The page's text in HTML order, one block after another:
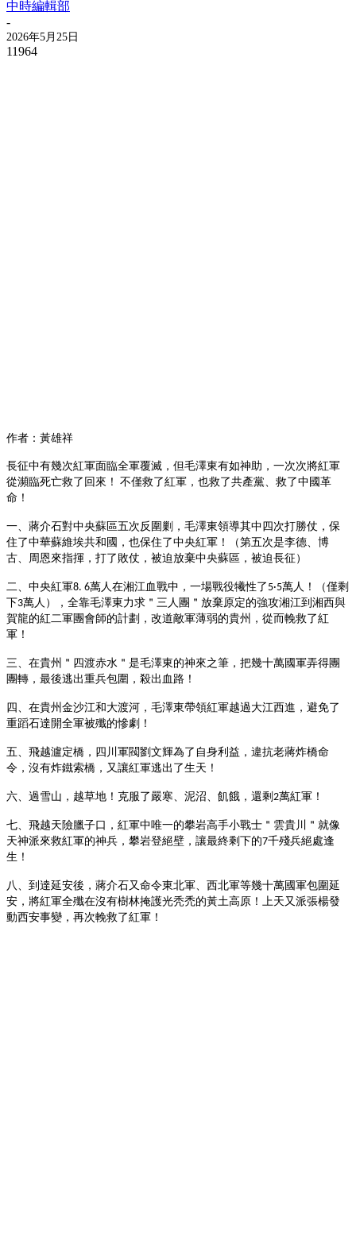
中時編輯部
-
2026年5月25日
11964
作者：黃雄祥
長征中有幾次紅軍面臨全軍覆滅，但毛澤東有如神助，一次次將紅軍
從瀕臨死亡救了回來！ 不僅救了紅軍，也救了共產黨、救了中國革
命！
一、蔣介石對中央蘇區五次反圍剿，毛澤東領導其中四次打勝仗，保
住了中華蘇維埃共和國，也保住了中央紅軍！（第五次是李德、博
古、周恩來指揮，打了敗仗，被迫放棄中央蘇區，被迫長征）
二、中央紅軍8. 6萬人在湘江血戰中，一場戰役犧性了 5·5萬人！（僅剩
下3萬人），全靠毛澤東力求＂三人團＂放棄原定的強攻湘江到湘西與
賀龍的紅二軍團會師的計劃，改道敵軍薄弱的貴州，從而輓救了紅
軍！
三、在貴州＂四渡赤水＂是毛澤東的神來之筆，把幾十萬國軍弄得團
團轉，最後逃出重兵包圍，殺出血路！
四、在貴州金沙江和大渡河，毛澤東帶領紅軍越過大江西進，避免了
重蹈石達開全軍被殲的慘劇！
五、飛越瀘定橋，四川軍閥劉文輝為了自身利益，違抗老蔣炸橋命
令，沒有炸鐵索橋，又讓紅軍逃出了生天！
六、過雪山，越草地！克服了嚴寒、泥沼、飢餓，還剩 2萬紅軍！
七、飛越天險臘子口，紅軍中唯一的攀岩高手小戰士＂雲貴川＂就像
天神派來救紅軍的神兵，攀岩登絕壁，讓最終剩下的7千殘兵絕處逢
生！
八、到達延安後，蔣介石又命令東北軍、西北軍等幾十萬國軍包圍延
安，將紅軍全殲在沒有樹林掩護光秃禿的黃土高原！上天又派張楊發
動西安事變，再次輓救了紅軍！